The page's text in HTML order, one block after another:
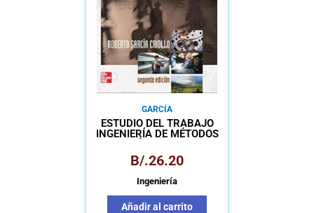
GARCÍA
ESTUDIO DEL TRABAJO
INGENIERÍA DE MÉTODOS
B/.26.20
Ingeniería
Añadir al carrito